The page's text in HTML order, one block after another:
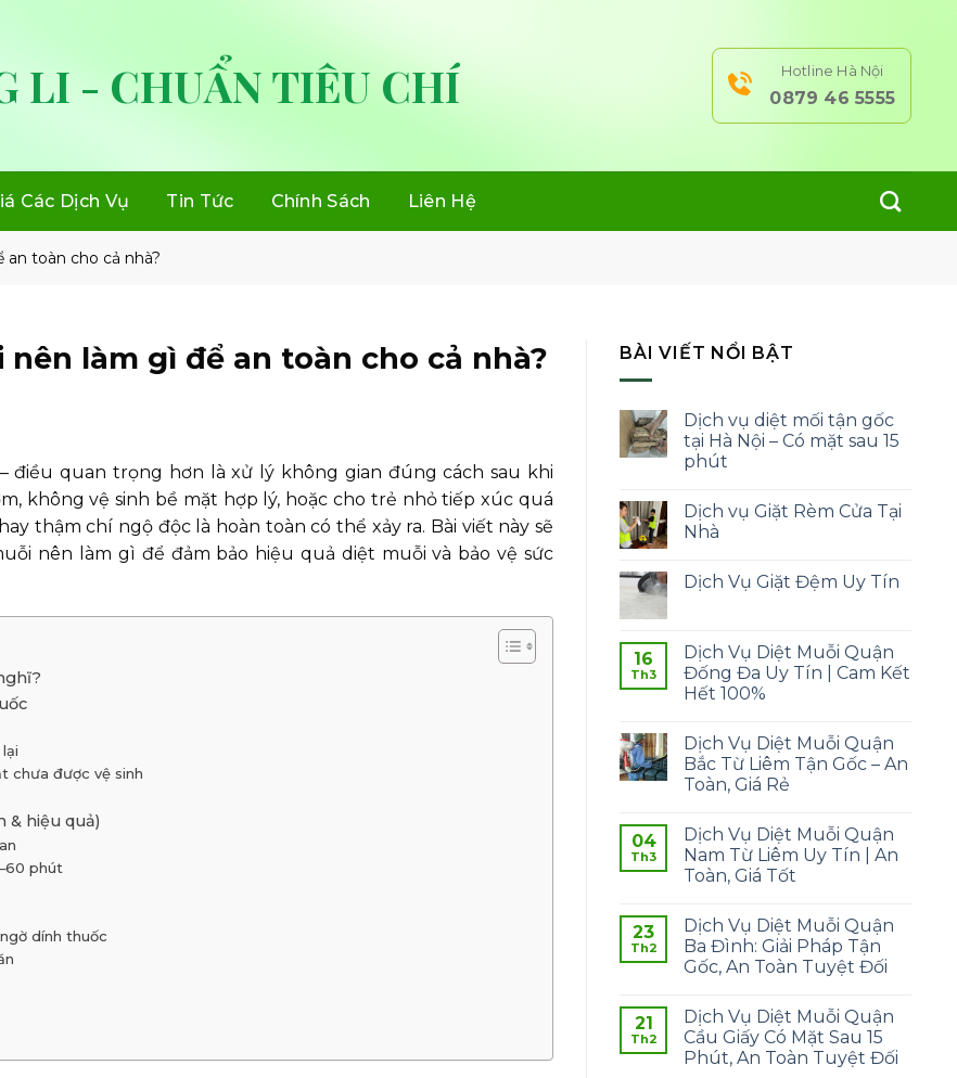
LI - CHUẨN TIÊU CHÍ Hotline Hà Nội
0879 46 5555
Các Dịch Vụ Tin Tức Chính Sách Liên Hệ
toàn cho cả nhà?
làm gì để an toàn cho cả nhà?
điều quan trọng hơn là xử lý không gian đúng cách sau khi
không vệ sinh bề mặt hợp lý, hoặc cho trẻ nhỏ tiếp xúc quá
thậm chí ngộ độc là hoàn toàn có thể xảy ra. Bài viết này sẽ
nên làm gì để đảm bảo hiệu quả diệt muỗi và bảo vệ sức
chưa được vệ sinh
& hiệu quả)
phút
dính thuốc
BÀI VIẾT NỔI BẬT
Dịch vụ diệt mối tận gốc
tại Hà Nội – Có mặt sau 15
phút
Dịch vụ Giặt Rèm Cửa Tại
Nhà
Dịch Vụ Giặt Đệm Uy Tín
16
Th3
Dịch Vụ Diệt Muỗi Quận
Đống Đa Uy Tín | Cam Kết
Hết 100%
Dịch Vụ Diệt Muỗi Quận
Bắc Từ Liêm Tận Gốc – An
Toàn, Giá Rẻ
04
Th3
Dịch Vụ Diệt Muỗi Quận
Nam Từ Liêm Uy Tín | An
Toàn, Giá Tốt
23
Th2
Dịch Vụ Diệt Muỗi Quận
Ba Đình: Giải Pháp Tận
Gốc, An Toàn Tuyệt Đối
21
Th2
Dịch Vụ Diệt Muỗi Quận
Cầu Giấy Có Mặt Sau 15
Phút, An Toàn Tuyệt Đối